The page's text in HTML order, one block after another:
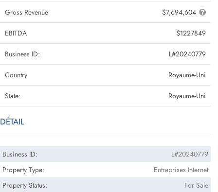
Gross Revenue $7,694,604
EBITDA $1227849
Business ID: L#20240779
Country Royaume-Uni
State: Royaume-Uni
DÉTAIL
Business ID:
L#20240779
Property Type:
Entreprises Internet
Property Status:
For Sale